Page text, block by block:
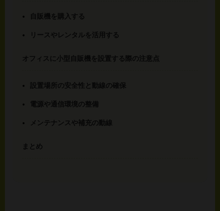
自販機を購入する
リースやレンタルを活用する
オフィスに小型自販機を設置する際の注意点
設置場所の安全性と動線の確保
電源や通信環境の整備
メンテナンスや補充の動線
まとめ